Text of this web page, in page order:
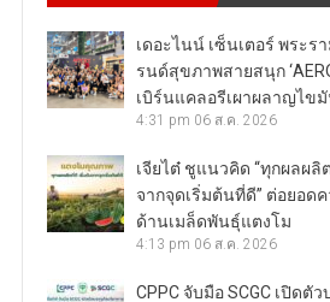
เดอะไนน์ เซ็นเตอร์ พระร
รนด์สุขภาพสายสนุก
เบิร์นแคลอรีเผาผลาญไข
4:31 pm 06 ส.ค. 2026
เจียไต๋ ชูแนวคิด “ทุกผลผลิ
จากจุดเริ่มต้นที่ดี” ต่อยอด
ด้านเมล็ดพันธุ์แตงโม
4:13 pm 06 ส.ค. 2026
CPPC จับมือ SCGC เปิดตั